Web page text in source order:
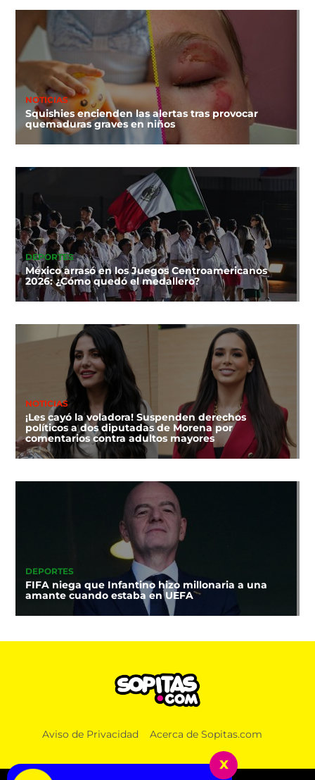
NOTICIAS
Squishies encienden las alertas tras provocar
quemaduras graves en niños
DEPORTES
México arrasó en los Juegos Centroamericanos
2026: ¿Cómo quedó el medallero?
NOTICIAS
¡Les cayó la voladora! Suspenden derechos
políticos a dos diputadas de Morena por
comentarios contra adultos mayores
DEPORTES
FIFA niega que Infantino hizo millonaria a una
amante cuando estaba en UEFA
Aviso de Privacidad Acerca de Sopitas.com
x